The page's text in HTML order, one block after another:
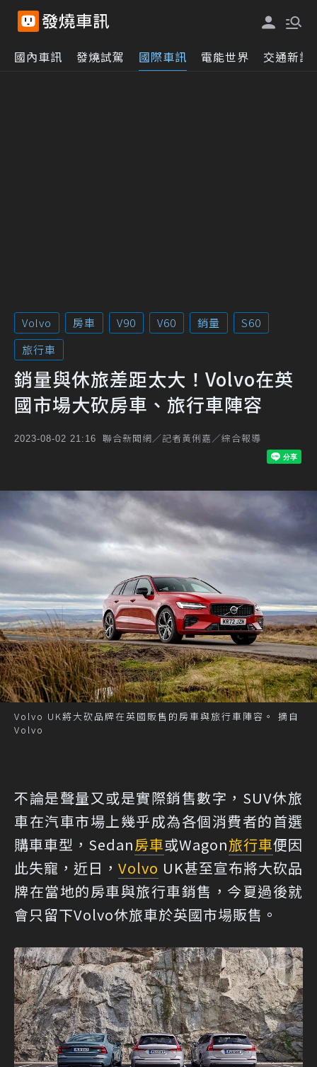
國內車訊 發燒試駕 國際車訊 電能世界 交通新訊
Volvo 房車 V90 V60 銷量
S60
旅行車
銷量與休旅差距太大！Volvo在英
國市場大砍房車、旅行車陣容
2023-08-02 21:16 聯合新聞網／記者黃俐嘉／綜合報導
Volvo UK將大砍品牌在英國販售的房車與旅行車陣容。 摘自
Volvo
不論是聲量又或是實際銷售數字，SUV休旅
車在汽車市場上幾乎成為各個消費者的首選
購車車型，Sedan房車或Wagon旅行車便因
此失寵，近日，Volvo UK甚至宣布將大砍品
牌在當地的房車與旅行車銷售，今夏過後就
會只留下Volvo休旅車於英國市場販售。